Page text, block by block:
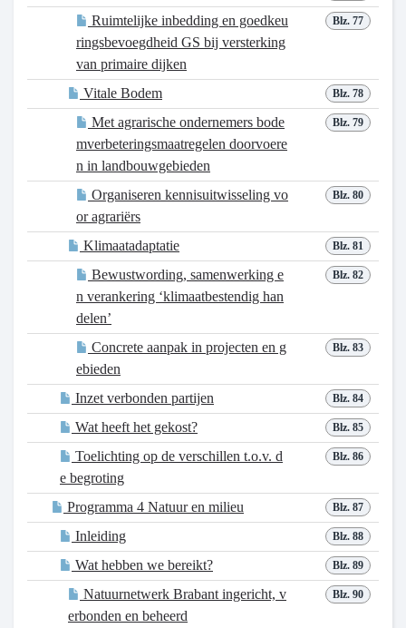
Blz. 77
Ruimtelijke inbedding en goedkeu
ringsbevoegdheid GS bij versterking
van primaire dijken
Blz. 78
Vitale Bodem
Blz. 79
Met agrarische ondernemers bode
mverbeteringsmaatregelen doorvoere
n in landbouwgebieden
Blz. 80
Organiseren kennisuitwisseling vo
or agrariërs
Blz. 81
Klimaatadaptatie
Blz. 82
Bewustwording, samenwerking e
n verankering ‘klimaatbestendig han
delen’
Blz. 83
Concrete aanpak in projecten en g
ebieden
Blz. 84
Inzet verbonden partijen
Blz. 85
Wat heeft het gekost?
Blz. 86
Toelichting op de verschillen t.o.v. d
e begroting
Blz. 87
Programma 4 Natuur en milieu
Blz. 88
Inleiding
Blz. 89
Wat hebben we bereikt?
Blz. 90
Natuurnetwerk Brabant ingericht, v
erbonden en beheerd